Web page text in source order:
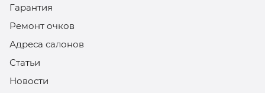
Гарантия
Ремонт очков
Адреса салонов
Статьи
Новости